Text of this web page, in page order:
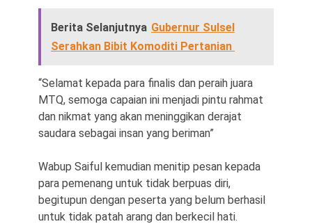
Berita Selanjutnya Gubernur Sulsel
Serahkan Bibit Komoditi Pertanian
“Selamat kepada para finalis dan peraih juara
MTQ, semoga capaian ini menjadi pintu rahmat
dan nikmat yang akan meninggikan derajat
saudara sebagai insan yang beriman”
Wabup Saiful kemudian menitip pesan kepada
para pemenang untuk tidak berpuas diri,
begitupun dengan peserta yang belum berhasil
untuk tidak patah arang dan berkecil hati.